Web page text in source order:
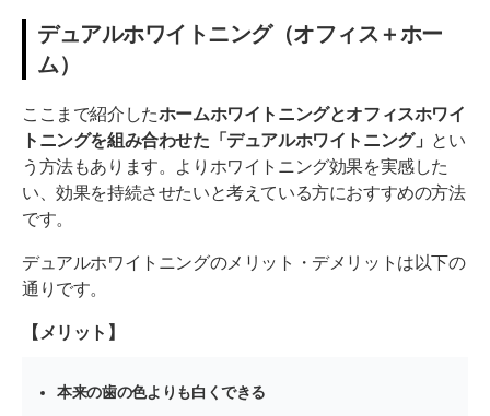
デュアルホワイトニング（オフィス＋ホー
ム）
ここまで紹介したホームホワイトニングとオフィスホワイ
トニングを組み合わせた「デュアルホワイトニング」 とい
う方法もあります。よりホワイトニング効果を実感した
い、効果を持続させたいと考えている方におすすめの方法
です。
デュアルホワイトニングのメリット・デメリットは以下の
通りです。
【メリット】
本来の歯の色よりも白くできる